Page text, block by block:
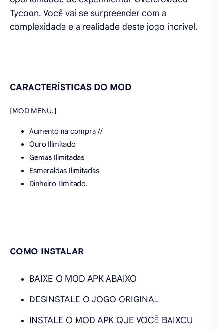
Tycoon. Você vai se surpreender com a
complexidade e a realidade deste jogo incrível.
CARACTERÍSTICAS DO MOD
[MOD MENU:]
Aumento na compra //
Ouro Ilimitado
Gemas Ilimitadas
Esmeraldas Ilimitadas
Dinheiro Ilimitado.
COMO INSTALAR
BAIXE O MOD APK ABAIXO
DESINSTALE O JOGO ORIGINAL
INSTALE O MOD APK QUE VOCÊ BAIXOU